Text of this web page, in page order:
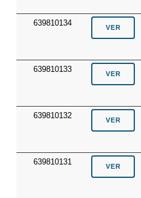
639810134
639810133
639810132
639810131